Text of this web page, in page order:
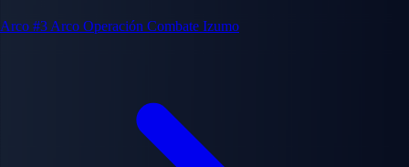
Arco #3 Arco Operación Combate Izumo